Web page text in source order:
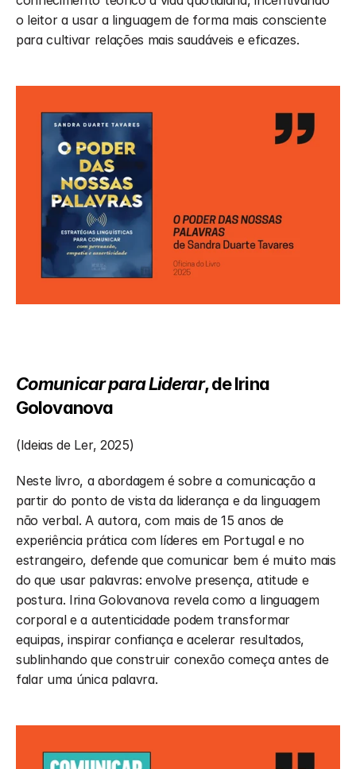
o leitor a usar a linguagem de forma mais consciente
para cultivar relações mais saudáveis e eficazes.
Comunicar para Liderar, de Irina
Golovanova
(Ideias de Ler, 2025)
Neste livro, a abordagem é sobre a comunicação a
partir do ponto de vista da liderança e da linguagem
não verbal. A autora, com mais de 15 anos de
experiência prática com líderes em Portugal e no
estrangeiro, defende que comunicar bem é muito mais
do que usar palavras: envolve presença, atitude e
postura. Irina Golovanova revela como a linguagem
corporal e a autenticidade podem transformar
equipas, inspirar confiança e acelerar resultados,
sublinhando que construir conexão começa antes de
falar uma única palavra.